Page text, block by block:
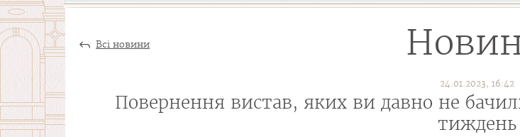
Всі новини
24.01.2023, 16:42
Повернення вистав, яких ви давно не
тиждень